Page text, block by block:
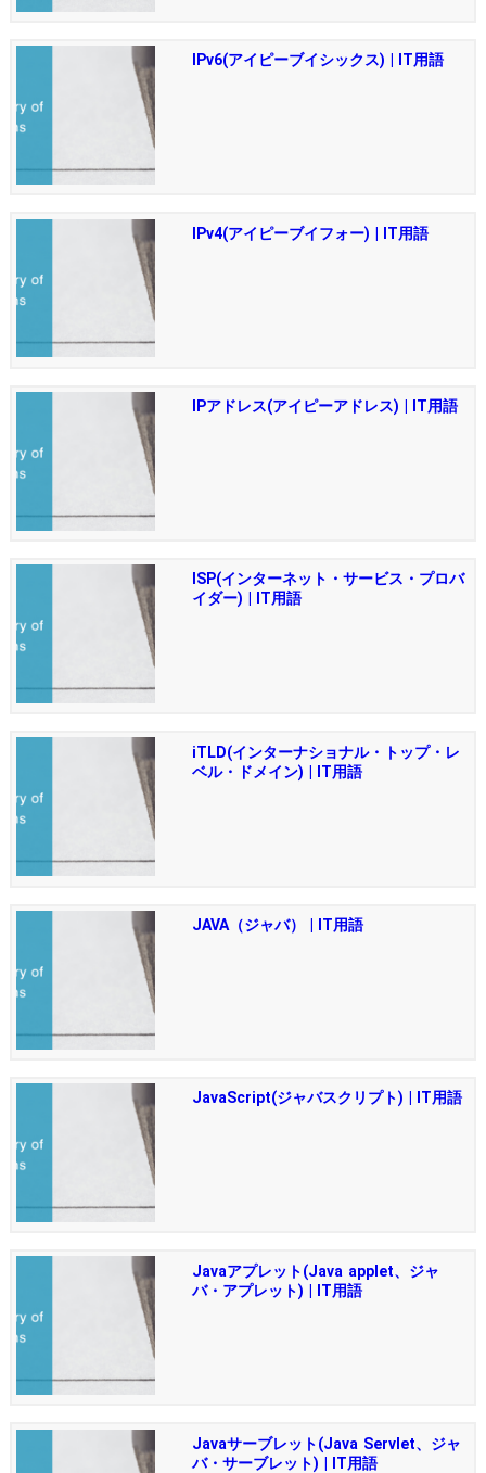
IPv6(アイピーブイシックス) | IT用語
IPv4(アイピーブイフォー) | IT用語
IPアドレス(アイピーアドレス) | IT用語
ISP(インターネット・サービス・プロバ
イダー) | IT用語
iTLD(インターナショナル・トップ・レ
ベル・ドメイン) | IT用語
JAVA（ジャバ） | IT用語
JavaScript(ジャバスクリプト) | IT用語
Javaアプレット(Java applet、ジャ
バ・アプレット) | IT用語
Javaサーブレット(Java Servlet、ジャ
バ・サーブレット) | IT用語